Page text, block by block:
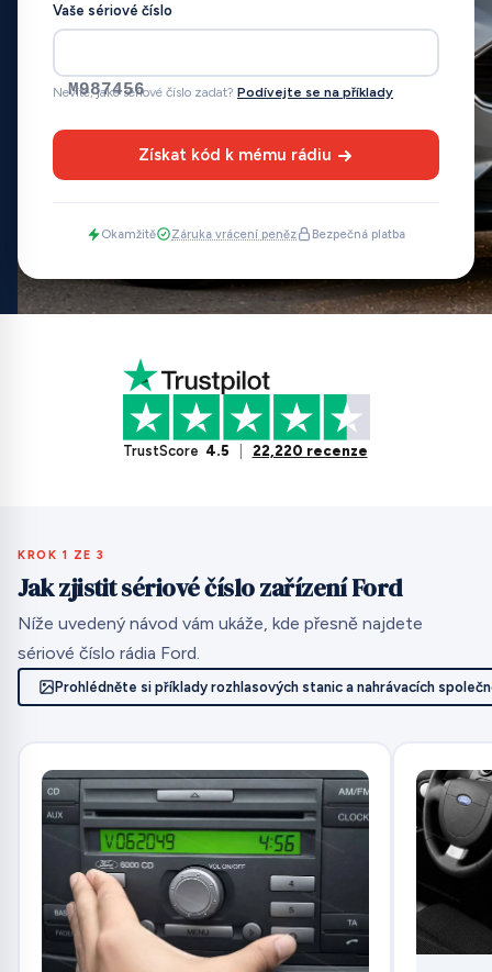
Vaše sériové číslo
M987456
Nevíte, jaké sériové číslo zadat? Podívejte se na příklady
Získat kód k mému rádiu
Okamžitě Záruka vrácení peněz Bezpečná platba
TrustScore 4.5 22,220 recenze
KROK 1 ZE 3
Jak zjistit sériové číslo zařízení Ford
Níže uvedený návod vám ukáže, kde přesně najdete
sériové číslo rádia Ford.
Prohlédněte si příklady rozhlasových stanic a nahrávacích